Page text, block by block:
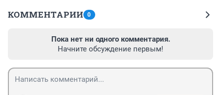
КОММЕНТАРИИ 0
Пока нет ни одного комментария.
Начните обсуждение первым!